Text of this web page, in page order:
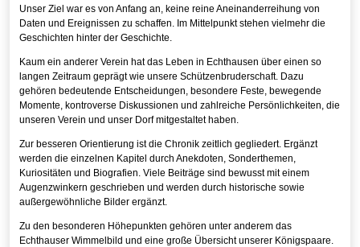
Chronik
Kontakt
Unser Ziel war es von Anfang an, keine reine Aneinanderreihung von
Daten und Ereignissen zu schaffen. Im Mittelpunkt stehen vielmehr die
Geschichten hinter der Geschichte.
Kaum ein anderer Verein hat das Leben in Echthausen über einen so
langen Zeitraum geprägt wie unsere Schützenbruderschaft. Dazu
gehören bedeutende Entscheidungen, besondere Feste, bewegende
Momente, kontroverse Diskussionen und zahlreiche Persönlichkeiten, die
unseren Verein und unser Dorf mitgestaltet haben.
Zur besseren Orientierung ist die Chronik zeitlich gegliedert. Ergänzt
werden die einzelnen Kapitel durch Anekdoten, Sonderthemen,
Kuriositäten und Biografien. Viele Beiträge sind bewusst mit einem
Augenzwinkern geschrieben und werden durch historische sowie
außergewöhnliche Bilder ergänzt.
Zu den besonderen Höhepunkten gehören unter anderem das
Echthauser Wimmelbild und eine große Übersicht unserer Königspaare.